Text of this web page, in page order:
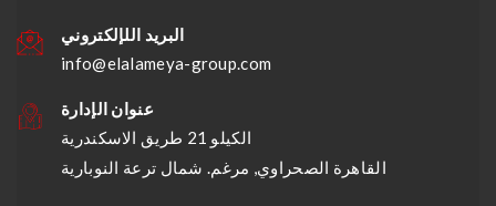
البريد اللإلكتروني
info@elalameya-group.com
عنوان الإدارة
الكيلو 21 طريق الاسكندرية
القاهرة الصحراوي, مرغم. شمال ترعة النوبارية